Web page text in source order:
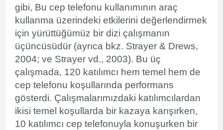
gibi, Bu cep telefonu kullanımının araç
kullanma üzerindeki etkilerini değerlendirmek
için yürüttüğümüz bir dizi çalışmanın
üçüncüsüdür (ayrıca bkz. Strayer & Drews,
2004; ve Strayer vd., 2003). Bu üç
çalışmada, 120 katılımcı hem temel hem de
cep telefonu koşullarında performans
gösterdi. Çalışmalarımızdaki katılımcılardan
ikisi temel koşullarda bir kazaya karışırken,
10 katılımcı cep telefonuyla konuşurken bir